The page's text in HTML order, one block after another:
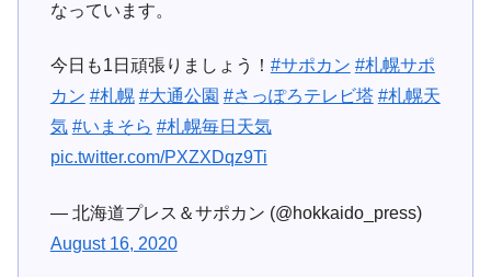
なっています。
今日も1日頑張りましょう！ #サポカン #札幌サポ
カン #札幌 #大通公園 #さっぽろテレビ塔 #札幌天
気 #いまそら #札幌毎日天気
pic.twitter.com/PXZXDqz9Ti
— 北海道プレス＆サポカン (@hokkaido_press)
August 16, 2020